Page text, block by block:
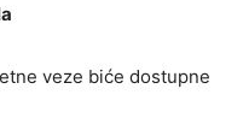
veze biće dostupne